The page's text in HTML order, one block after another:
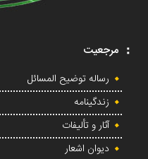
مرجعیت
رساله توضیح المسائل
زندگینامه
آثار و تألیفات
دیوان اشعار